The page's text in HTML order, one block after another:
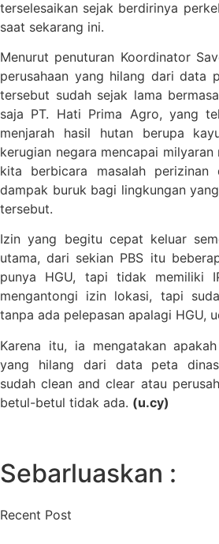
terselesaikan sejak berdirinya
saat sekarang ini.
Menurut penuturan Koordinator
perusahaan yang hilang dari data
tersebut sudah sejak lama
saja PT. Hati Prima Agro, yang
menjarah hasil hutan berupa
kerugian negara mencapai
kita berbicara masalah perizinan
dampak buruk bagi lingkungan
tersebut.
Izin yang begitu cepat keluar
utama, dari sekian PBS itu
punya HGU, tapi tidak memiliki
mengantongi izin lokasi, tapi
tanpa ada pelepasan apalagi HGU,
Karena itu, ia mengatakan
yang hilang dari data peta
sudah clean and clear atau
betul-betul tidak ada. (u.cy)
Sebarluaskan :
Recent Post